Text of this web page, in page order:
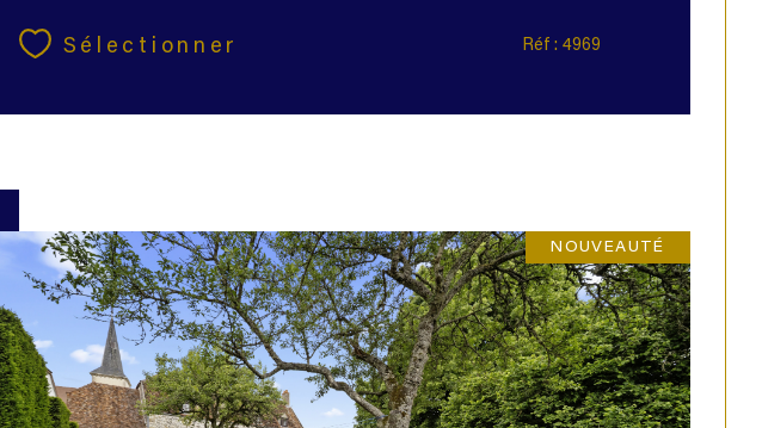
Sélectionner Réf : 4969
NOUVEAUTÉ